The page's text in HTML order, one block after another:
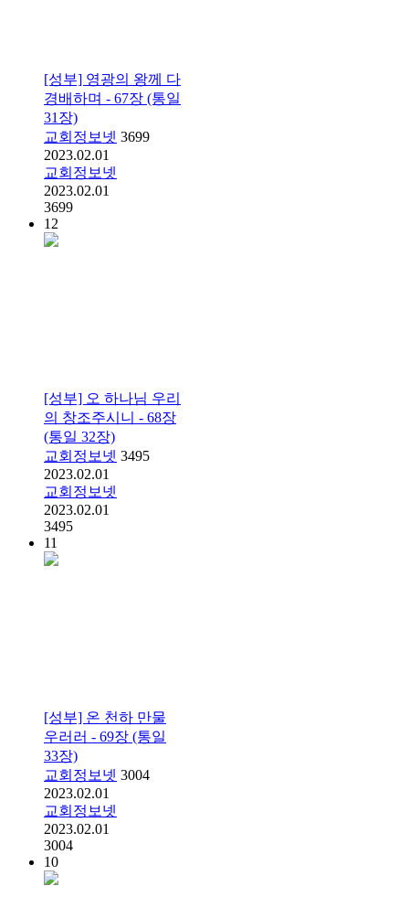
[성부] 영광의 왕께 다
경배하며 - 67장 (통일
31장)
교회정보넷 3699
2023.02.01
교회정보넷
2023.02.01
3699
12
[성부] 오 하나님 우리
의 창조주시니 - 68장
(통일 32장)
교회정보넷 3495
2023.02.01
교회정보넷
2023.02.01
3495
11
[성부] 온 천하 만물
우러러 - 69장 (통일
33장)
교회정보넷 3004
2023.02.01
교회정보넷
2023.02.01
3004
10